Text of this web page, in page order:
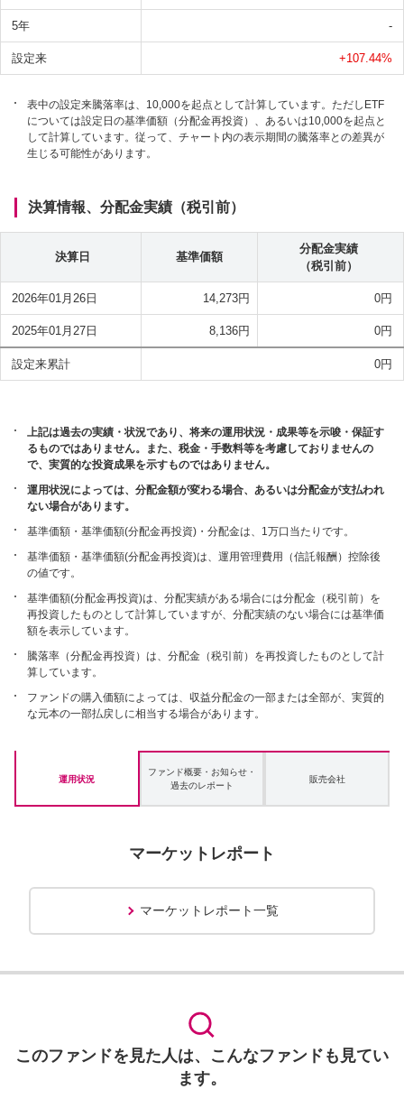
5年 -
設定来 +107.44%
表中の設定来騰落率は、10,000を起点として計算しています。ただしETF
については設定日の基準価額（分配金再投資）、あるいは10,000を起点と
して計算しています。従って、チャート内の表示期間の騰落率との差異が
生じる可能性があります。
決算情報、分配金実績（税引前）
決算日 基準価額
分配金実績
（税引前）
2026年01月26日 14,273円 0円
2025年01月27日 8,136円 0円
設定来累計 0円
上記は過去の実績・状況であり、将来の運用状況・成果等を示唆・保証す
るものではありません。また、税金・手数料等を考慮しておりませんの
で、実質的な投資成果を示すものではありません。
運用状況によっては、分配金額が変わる場合、あるいは分配金が支払われ
ない場合があります。
基準価額・基準価額(分配金再投資)・分配金は、1万口当たりです。
基準価額・基準価額(分配金再投資)は、運用管理費用（信託報酬）控除後
の値です。
基準価額(分配金再投資)は、分配実績がある場合には分配金（税引前）を
再投資したものとして計算していますが、分配実績のない場合には基準価
額を表示しています。
騰落率（分配金再投資）は、分配金（税引前）を再投資したものとして計
算しています。
ファンドの購入価額によっては、収益分配金の一部または全部が、実質的
な元本の一部払戻しに相当する場合があります。
運用状況
ファンド概要・お知らせ・
過去のレポート
販売会社
マーケットレポート
マーケットレポート一覧
このファンドを見た人は、こんなファンドも見てい
ます。